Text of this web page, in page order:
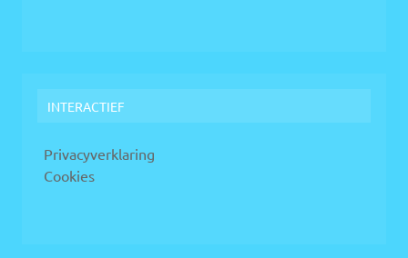
INTERACTIEF
Privacyverklaring
Cookies